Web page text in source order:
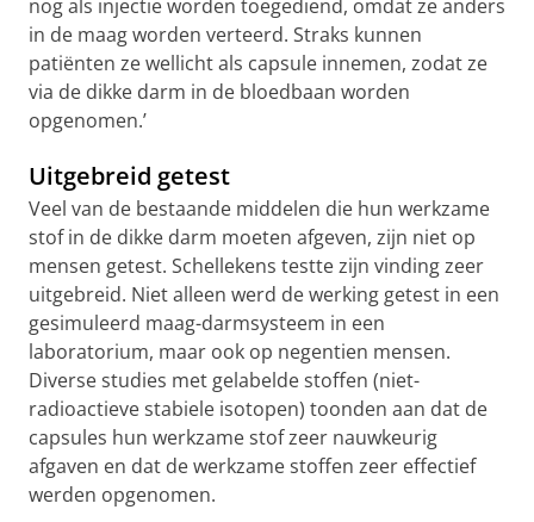
nog als injectie worden toegediend, omdat ze anders
in de maag worden verteerd. Straks kunnen
patiënten ze wellicht als capsule innemen, zodat ze
via de dikke darm in de bloedbaan worden
opgenomen.’
Uitgebreid getest
Veel van de bestaande middelen die hun werkzame
stof in de dikke darm moeten afgeven, zijn niet op
mensen getest. Schellekens testte zijn vinding zeer
uitgebreid. Niet alleen werd de werking getest in een
gesimuleerd maag-darmsysteem in een
laboratorium, maar ook op negentien mensen.
Diverse studies met gelabelde stoffen (niet-
radioactieve stabiele isotopen) toonden aan dat de
capsules hun werkzame stof zeer nauwkeurig
afgaven en dat de werkzame stoffen zeer effectief
werden opgenomen.